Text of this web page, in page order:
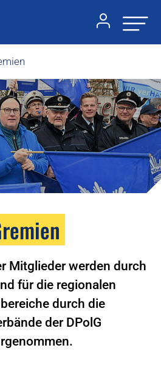
Mitglieder werden durch
für die regionalen
durch die
der DPolG